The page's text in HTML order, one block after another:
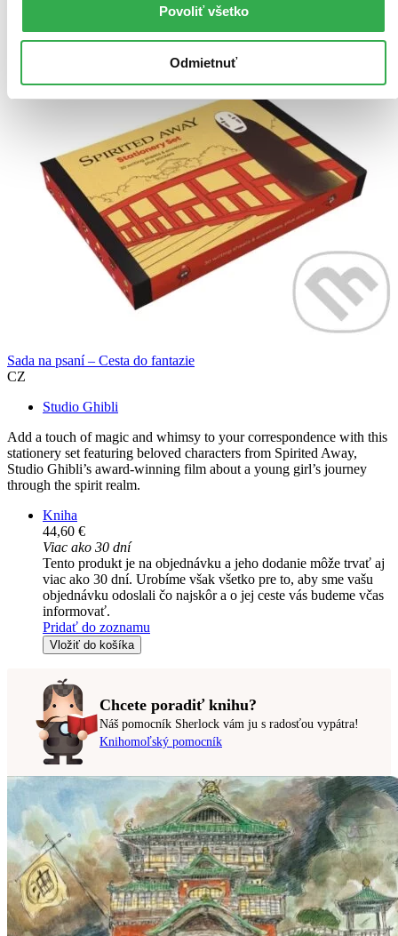
Povoliť všetko
Odmietnuť
Sada na psaní – Cesta do fantazie
CZ
Studio Ghibli
Add a touch of magic and whimsy to your correspondence with this
stationery set featuring beloved characters from Spirited Away,
Studio Ghibli’s award-winning film about a young girl’s journey
through the spirit realm.
Kniha
44,60 €
Viac ako 30 dní
Tento produkt je na objednávku a jeho dodanie môže trvať aj
viac ako 30 dní. Urobíme však všetko pre to, aby sme vašu
objednávku odoslali čo najskôr a o jej ceste vás budeme včas
informovať.
Pridať do zoznamu
Vložiť do košíka
Chcete poradiť knihu?
Náš pomocník Sherlock vám ju s radosťou vypátra!
Knihomoľský pomocník